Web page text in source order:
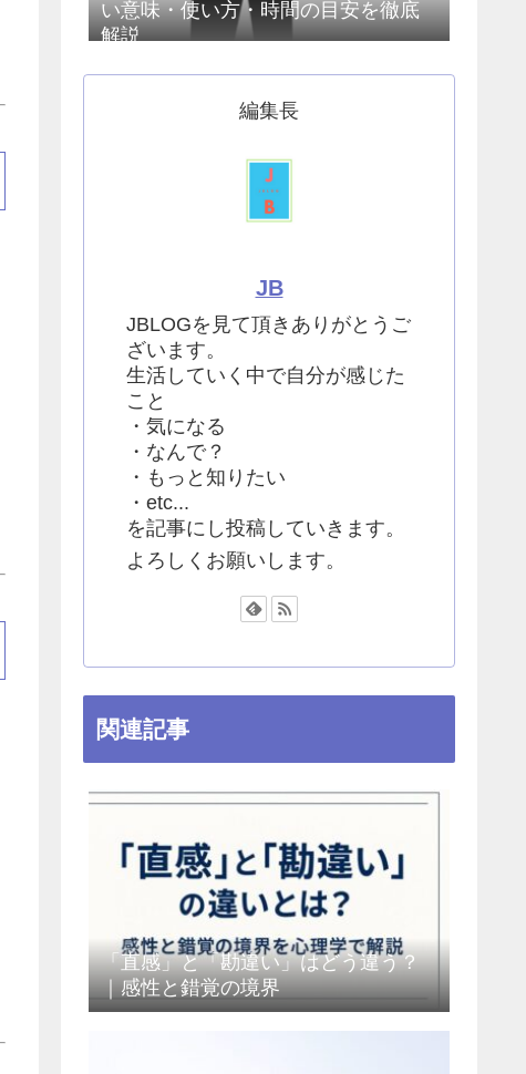
い意味・使い方・時間の目安を徹底
解説
編集長
JB
JBLOGを見て頂きありがとうご
ざいます。
生活していく中で自分が感じた
こと
・気になる
・なんで？
・もっと知りたい
・etc...
を記事にし投稿していきます。
よろしくお願いします。
関連記事
「直感」と「勘違い」はどう違う？
｜感性と錯覚の境界